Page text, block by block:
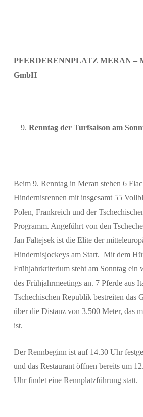
PFERDERENNPLATZ MERAN –
GmbH
Renntag der Turfsaison am
Beim 9. Renntag in Meran stehen 6
Hindernisrennen mit insgesamt 55
Polen, Frankreich und der
Programm. Angeführt von den
Jan Faltejsek ist die Elite der
Hindernisjockeys am Start. Mit dem
Frühjahrkriterium steht am Sonntag ein
des Frühjahrmeetings an. 7 Pferde aus
Tschechischen Republik bestreiten das
über die Distanz von 3.500 Meter, das
ist.
Der Rennbeginn ist auf 14.30 Uhr
und das Restaurant öffnen bereits um
Uhr findet eine Rennplatzführung statt.